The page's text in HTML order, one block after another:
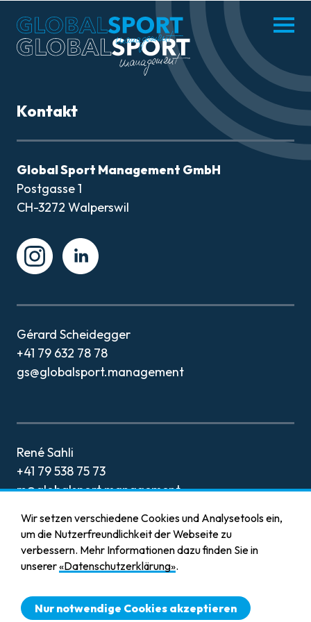
Menü
öffnen
MISSION
ATHLETEN
AKTUELLES
PARTNER
Kontakt
Global Sport Management GmbH
Postgasse 1
CH-3272 Walperswil
InstagramInstagram
Gérard Scheidegger
+41 79 632 78 78
gs@globalsport.management
René Sahli
+41 79 538 75 73
rs@globalsport.management
Wir setzen verschiedene Cookies und Analysetools ein,
um die Nutzerfreundlichkeit der Webseite zu
verbessern. Mehr Informationen dazu finden Sie in
unserer«Datenschutzerklärung».
Nur notwendige Cookies akzeptieren